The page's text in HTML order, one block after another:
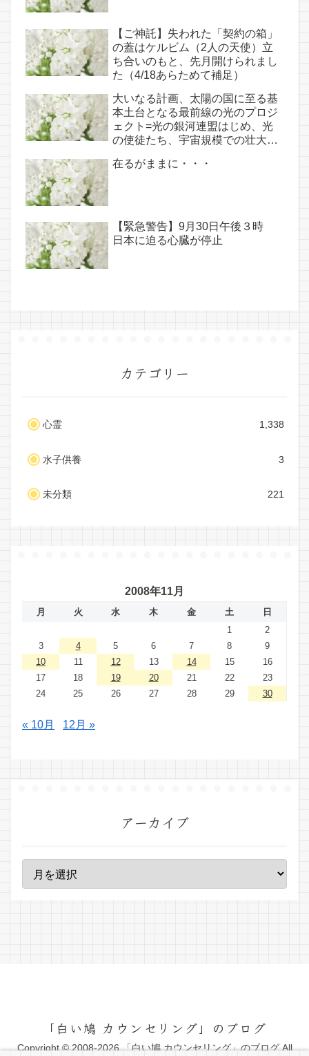
【ご神託】失われた「契約の箱」
の蓋はケルビム（2人の天使）立
ち合いのもと、先月開けられまし
た（4/18あらためて補足）
大いなる計画、太陽の国に至る基
本土台となる最前線の光のプロジ
ェクト=光の銀河連盟はじめ、光
の使徒たち、宇宙規模での壮大な
(6/26・28追記あり）
在るがままに・・・
【緊急警告】9月30日午後３時
日本に迫る心臓が停止
カテゴリー
心霊 1,338
水子供養 3
未分類 221
2008年11月
月 火 水 木 金 土
日
1
2
3
4 5 6 7 8
9
10
11 12 13 14 15
16
17
18 19 20 21 22
23
24
25 26 27 28 29 30
« 10月 12月 »
アーカイブ
「白い鳩 カウンセリング」のブログ
Copyright © 2008-2026 「白い鳩 カウンセリング」のブログ All